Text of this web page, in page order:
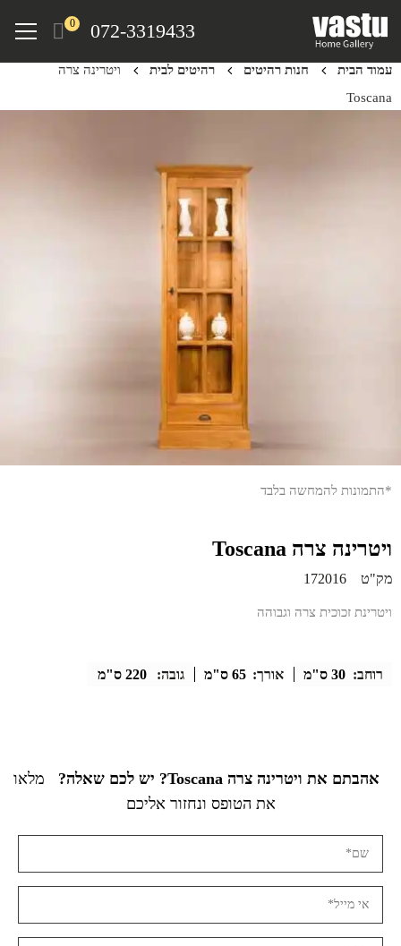
072-3319433
0
Menu
עמוד הבית חנות רהיטים רהיטים לבית
ויטרינה צרה
Toscana
*התמונות להמחשה בלבד
ויטרינה צרה Toscana
מק"ט 172016
ויטרינת זכוכית צרה וגבוהה
רוחב: 30 ס"מ אורך: 65 ס"מ גובה: 220 ס"מ
אהבתם את ויטרינה צרה Toscana? יש לכם שאלה?
מלאו
את הטופס ונחזור אליכם